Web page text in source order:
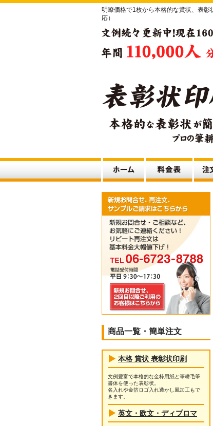
明瞭価格で1枚から本格的な賞状、表
応）
商品一覧・簡単注文
本格 賞状 表彰状印刷
文例豊富で本格的な金枠用紙と筆耕毛筆
書体を使った表彰状。
名入れや金箔ロゴ入れ透かし風加工もで
きます。
英文・欧文・ディプロマ